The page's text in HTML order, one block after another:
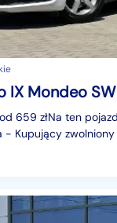
659 złNa ten
- Kupujący zwolniony
6 miesięcy.Cechy